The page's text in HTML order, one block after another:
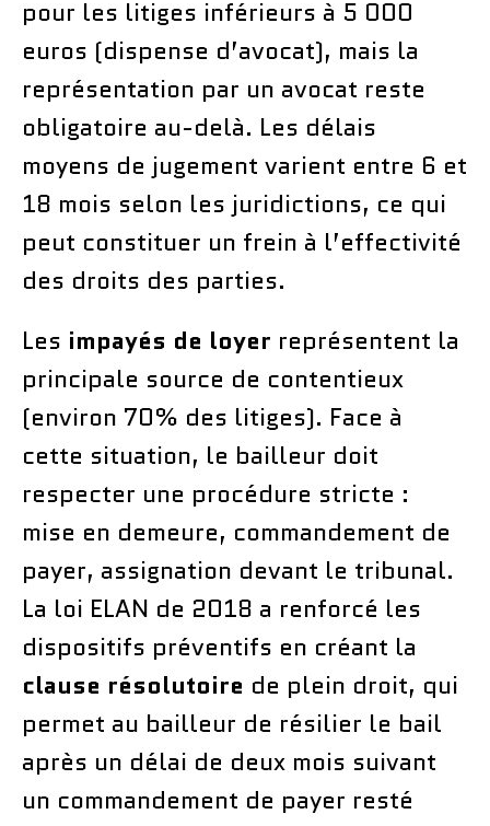
pour les litiges inférieurs à 5 000
euros (dispense d’avocat), mais la
représentation par un avocat reste
obligatoire au-delà. Les délais
moyens de jugement varient entre 6 et
18 mois selon les juridictions, ce qui
peut constituer un frein à l’effectivité
des droits des parties.
Les impayés de loyer représentent la
principale source de contentieux
(environ 70% des litiges). Face à
cette situation, le bailleur doit
respecter une procédure stricte :
mise en demeure, commandement de
payer, assignation devant le tribunal.
La loi ELAN de 2018 a renforcé les
dispositifs préventifs en créant la
clause résolutoire de plein droit, qui
permet au bailleur de résilier le bail
après un délai de deux mois suivant
un commandement de payer resté